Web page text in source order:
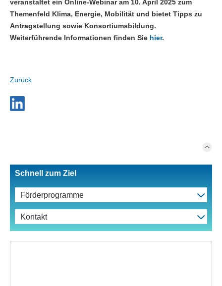
veranstaltet ein Online-Webinar am 10. April 2025 zum
Themenfeld Klima, Energie, Mobilität und bietet Tipps zu
Antragstellung sowie Konsortiumsbildung.
Weiterführende Informationen finden Sie hier.
Zurück
Schnell zum Ziel
Förderprogramme
Kontakt